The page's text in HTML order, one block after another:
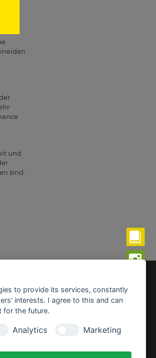
und
sind.
to provide its services, constantly
interests. I agree to this and can
for the future.
Analytics Marketing